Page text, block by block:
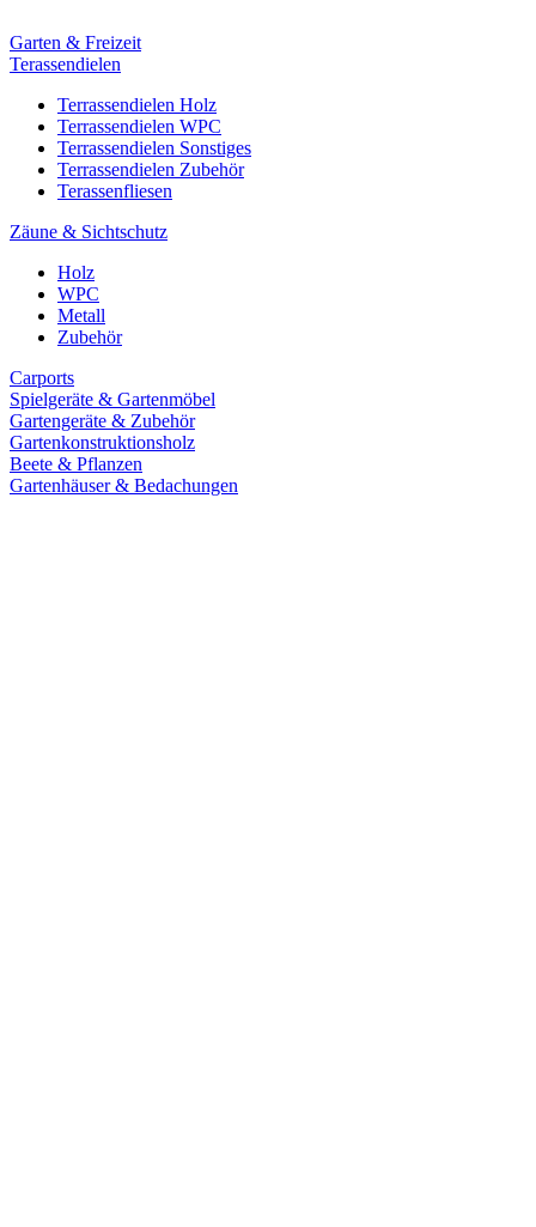
Garten & Freizeit
Terassendielen
Terrassendielen Holz
Terrassendielen WPC
Terrassendielen Sonstiges
Terrassendielen Zubehör
Terassenfliesen
Zäune & Sichtschutz
Holz
WPC
Metall
Zubehör
Carports
Spielgeräte & Gartenmöbel
Gartengeräte & Zubehör
Gartenkonstruktionsholz
Beete & Pflanzen
Gartenhäuser & Bedachungen